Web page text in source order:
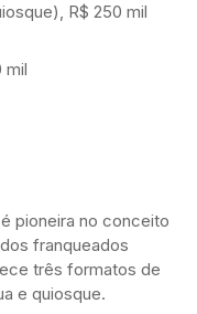
R$ 250 mil
mil
pioneira no conceito
franqueados
três formatos de
e quiosque.